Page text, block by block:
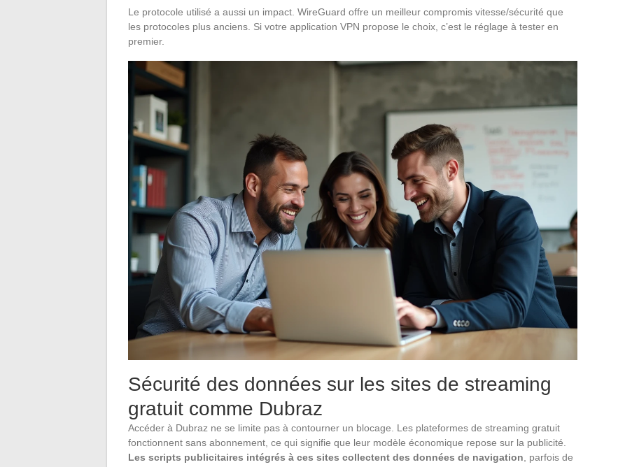
Le protocole utilisé a aussi un impact. WireGuard offre un meilleur compromis vitesse/sécurité que
les protocoles plus anciens. Si votre application VPN propose le choix, c’est le réglage à tester en
premier.
Sécurité des données sur les sites de streaming
gratuit comme Dubraz
Accéder à Dubraz ne se limite pas à contourner un blocage. Les plateformes de streaming gratuit
fonctionnent sans abonnement, ce qui signifie que leur modèle économique repose sur la publicité.
Les scripts publicitaires intégrés à ces sites collectent des données de navigation , parfois de